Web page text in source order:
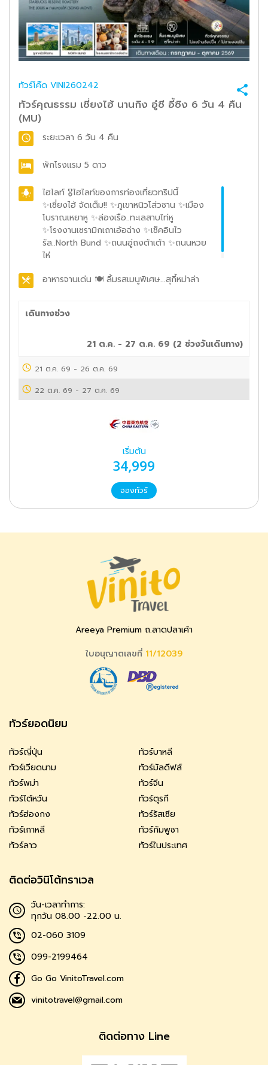
ทัวร์โค๊ด VINI260242
ทัวร์คุณธรรม เซี่ยงไฮ้ นานกิง อู๋ซี อี้ซิง 6 วัน 4 คืน
(MU)
ระยะเวลา 6 วัน 4 คืน
พักโรงแรม 5 ดาว
ไฮไลท์ 🎖️ไฮไลท์ของการท่องเที่ยวทริปนี้
✨เซี่ยงไฮ้ จัดเต็ม!! ✨ภูเขาหนิวโส่วซาน ✨เมือง
โบราณเหยาหู ✨ล่องเรือ..ทะเลสาบไท่หู
✨โรงงานเซรามิกเถาเอ้อฉ่าง ✨เช็คอินไว
รัล..North Bund ✨ถนนอู่ถงต้าเต้า ✨ถนนหวย
ไห่
อาหารจานเด่น 🍽️ ลิ้มรสเมนูพิเศษ...สุกี้หม่าล่า
เดินทางช่วง
21 ต.ค. - 27 ต.ค. 69 (2 ช่วงวันเดินทาง)
21 ต.ค. 69 - 26 ต.ค. 69
22 ต.ค. 69 - 27 ต.ค. 69
เริ่มต้น
34,999
จองทัวร์
Areeya Premium ถ.ลาดปลาเค้า
ใบอนุญาตเลขที่ 11/12039
ทัวร์ยอดนิยม
ทัวร์ญี่ปุ่น
ทัวร์บาหลี
ทัวร์เวียดนาม
ทัวร์มัลดีฟส์
ทัวร์พม่า
ทัวร์จีน
ทัวร์ไต้หวัน
ทัวร์ตุรกี
ทัวร์ฮ่องกง
ทัวร์รัสเซีย
ทัวร์เกาหลี
ทัวร์กัมพูชา
ทัวร์ลาว
ทัวร์ในประเทศ
ติดต่อวินิโต้ทราเวล
วัน-เวลาทำการ:
ทุกวัน 08.00 -22.00 น.
02-060 3109
099-2199464
Go Go VinitoTravel.com
vinitotravel@gmail.com
ติดต่อทาง Line